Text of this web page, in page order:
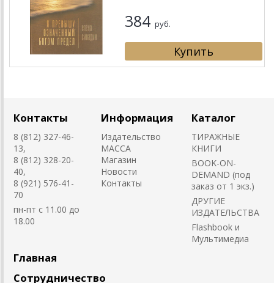
384 руб.
Контакты
8 (812) 327-46-
13,
8 (812) 328-20-
40,
8 (921) 576-41-
70
пн-пт с 11.00 до
18.00
Информация
Издательство
MACCA
Магазин
Новости
Контакты
Каталог
ТИРАЖНЫЕ
КНИГИ
BOOK-ON-
DEMAND (под
заказ от 1 экз.)
ДРУГИЕ
ИЗДАТЕЛЬСТВА
Flashbook и
Мультимедиа
Главная
Сотрудничество